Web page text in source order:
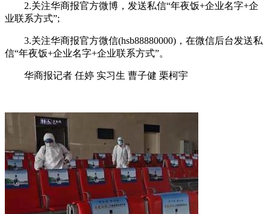
2.关注华商报官方微博，发送私信“年夜饭+企业名字+企
业联系方式”;
3.关注华商报官方微信(hsb88880000)，在微信后台发送私
信“年夜饭+企业名字+企业联系方式”。
华商报记者 任婷 实习生 曹子健 栗柯宇